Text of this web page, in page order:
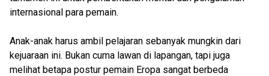
internasional para pemain.
Anak-anak harus ambil pelajaran sebanyak mungkin dari
kejuaraan ini. Bukan cuma lawan di lapangan, tapi juga
melihat betapa postur pemain Eropa sangat berbeda